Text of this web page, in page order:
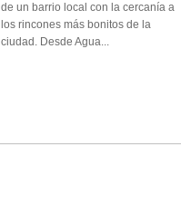
de un barrio local con la cercanía a
los rincones más bonitos de la
ciudad. Desde Agua...